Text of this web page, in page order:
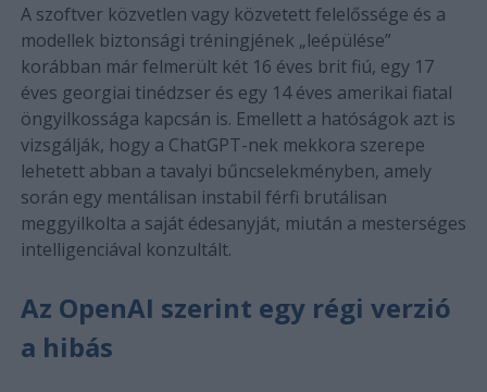
A szoftver közvetlen vagy közvetett felelőssége és a
modellek biztonsági tréningjének „leépülése”
korábban már felmerült két 16 éves brit fiú, egy 17
éves georgiai tinédzser és egy 14 éves amerikai fiatal
öngyilkossága kapcsán is. Emellett a hatóságok azt is
vizsgálják, hogy a ChatGPT-nek mekkora szerepe
lehetett abban a tavalyi bűncselekményben, amely
során egy mentálisan instabil férfi brutálisan
meggyilkolta a saját édesanyját, miután a mesterséges
intelligenciával konzultált.
Az OpenAI szerint egy régi verzió
a hibás